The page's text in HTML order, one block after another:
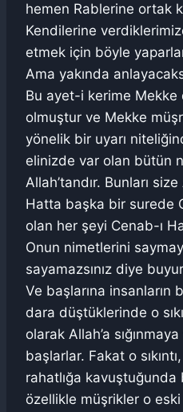
hemen Rablerine ortak
Kendilerine
etmek için böyle
Ama yakında
Bu ayet-i kerime Mekke
olmuştur ve Mekke
yönelik bir uyarı
elinizde var olan bütün
Allah’tandır. Bunları
Hatta başka bir surede
olan her şeyi Cenab-ı
Onun nimetlerini
sayamazsınız diye
Ve başlarına insanların
dara düştüklerinde o
olarak Allah’a
başlarlar. Fakat o
rahatlığa kavuştuğunda
özellikle müşrikler o eski